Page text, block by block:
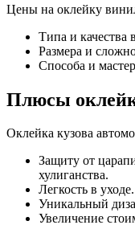
Цены на оклейку
Типа и качества
Размера и
Способа и
Плюсы
Оклейка кузова
Защиту от
хулиганства.
Легкость в
Уникальный
Увеличение